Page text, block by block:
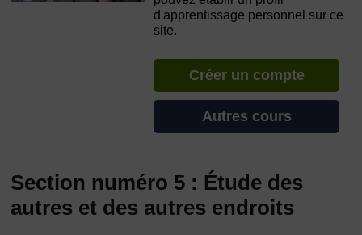
d'apprentissage personnel sur ce
site.
Créer un compte
Autres cours
Section numéro 5 : Étude des
autres et des autres endroits